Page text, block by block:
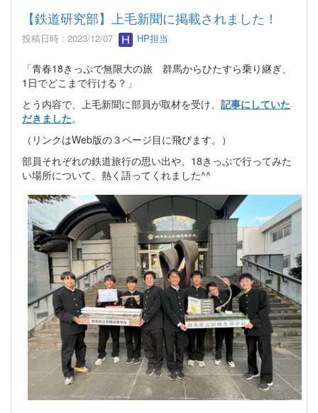
【鉄道研究部】上毛新聞に掲載されました！
投稿日時 : 2023/12/07 HP担当
「青春18きっぷで無限大の旅 群馬からひたすら乗り継ぎ、
1日でどこまで行ける？」
とう内容で、上毛新聞に部員が取材を受け、 記事にしていた
だきました。
（リンクはWeb版の３ページ目に飛びます。）
部員それぞれの鉄道旅行の思い出や、18きっぷで行ってみた
い場所について、熱く語ってくれました^^